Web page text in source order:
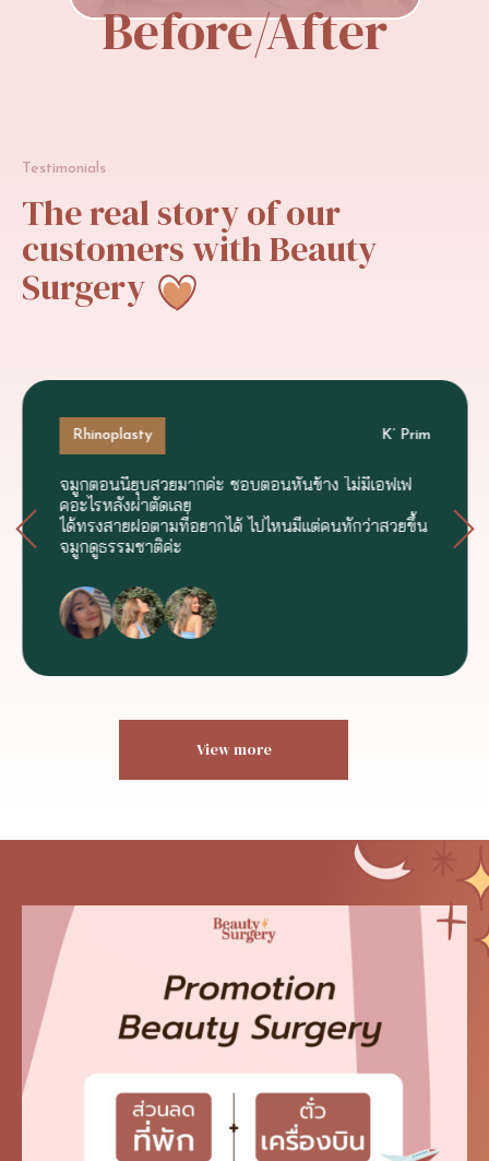
Before/After
Testimonials
Thereal storyofour
customerswithBeauty
Surgery
Rhinoplasty K’ Prim
จมูกตอนนี้ยุบสวยมากค่ะ ชอบตอนหันข้าง ไม่มีเอฟเฟ
คอะไรหลังผ่าตัดเลย
ได้ทรงสายฝอตามที่อยากได้ ไปไหนมีแต่คนทักว่าสวยขึ้น
จมูกดูธรรมชาติค่ะ
View more